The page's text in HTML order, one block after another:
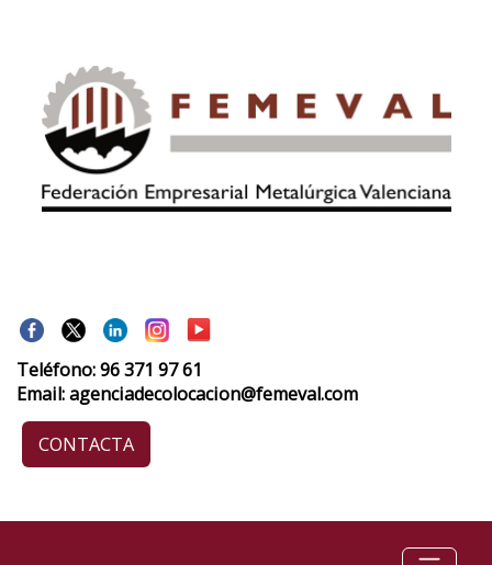
Teléfono: 96 371 97 61
Email: agenciadecolocacion@femeval.com
CONTACTA